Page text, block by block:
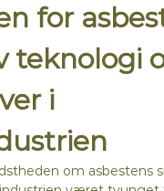
for
teknologi
i
om asbestens